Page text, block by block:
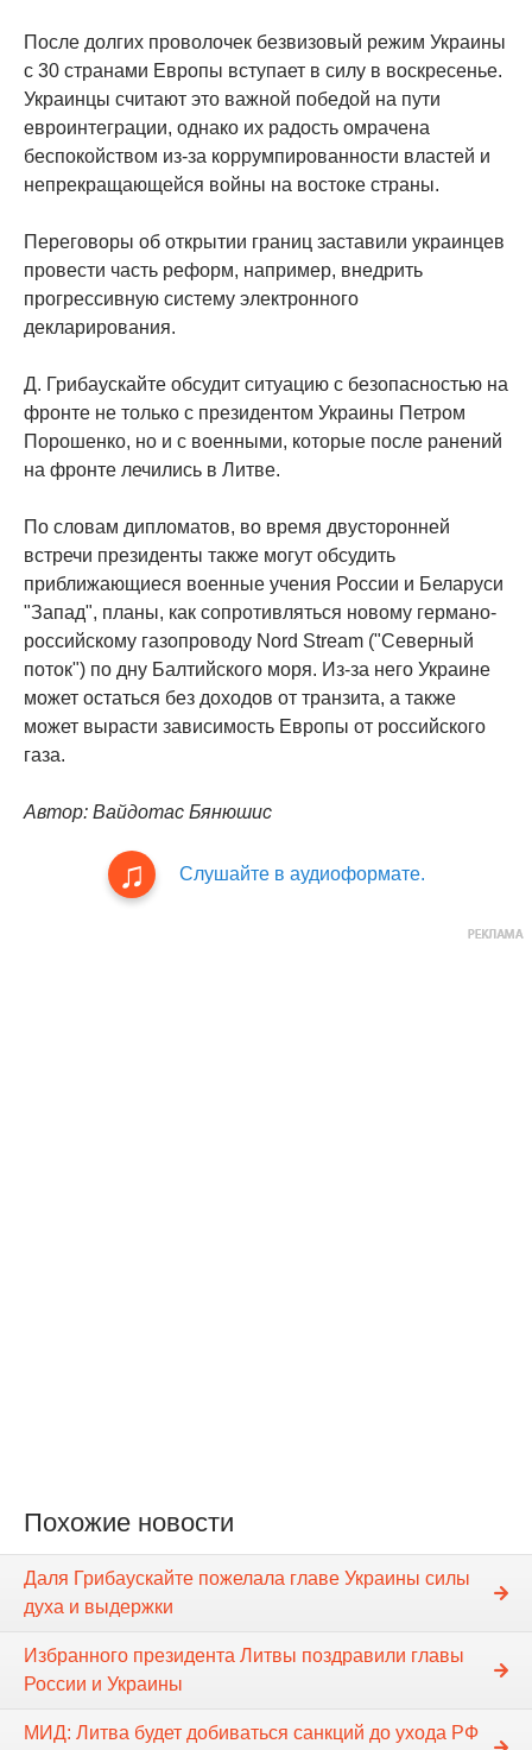
После долгих проволочек безвизовый режим Украины
с 30 странами Европы вступает в силу в воскресенье.
Украинцы считают это важной победой на пути
евроинтеграции, однако их радость омрачена
беспокойством из-за коррумпированности властей и
непрекращающейся войны на востоке страны.
Переговоры об открытии границ заставили украинцев
провести часть реформ, например, внедрить
прогрессивную систему электронного
декларирования.
Д. Грибаускайте обсудит ситуацию с безопасностью на
фронте не только с президентом Украины Петром
Порошенко, но и с военными, которые после ранений
на фронте лечились в Литве.
По словам дипломатов, во время двусторонней
встречи президенты также могут обсудить
приближающиеся военные учения России и Беларуси
"Запад", планы, как сопротивляться новому германо-
российскому газопроводу Nord Stream ("Северный
поток") по дну Балтийского моря. Из-за него Украине
может остаться без доходов от транзита, а также
может вырасти зависимость Европы от российского
газа.
Автор: Вайдотас Бянюшис
Слушайте в аудиоформате.
Похожие новости
Даля Грибаускайте пожелала главе Украины силы
духа и выдержки
Избранного президента Литвы поздравили главы
России и Украины
МИД: Литва будет добиваться санкций до ухода РФ